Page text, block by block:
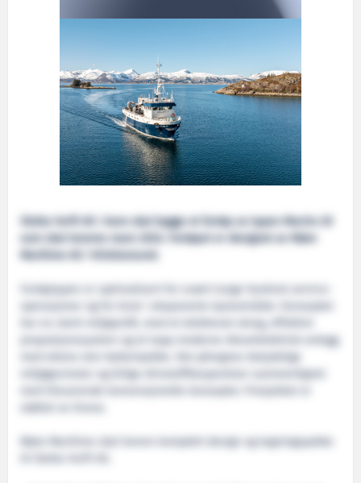
Sletta Verft AS i Aure skal bygge et fartøy av typen Macho 20
som skal leveres mars 2024. Fartøyet er designet av Møre
Maritime AS i Kristiansund.
Fartøytypen er optimalisert for svært tunge havbruk service-
operasjoner og for bruk i eksponerte kystområder. Konseptet
har en sterk miljøprofil, med et lettdrevet skrog, effektivt
propulsjonssystem og et topp moderne dieselelektrisk anlegg
med ekstra stor batteripakke. Det påregnes betydelige
miljøgevinster og årlige drivstoffbesparelser sammenlignet
Møre Maritime skal levere komplett design og tegningspakke